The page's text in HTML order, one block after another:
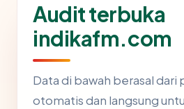
Audit terbuka
indikafm.com
Data di bawah berasal dari
otomatis dan langsung